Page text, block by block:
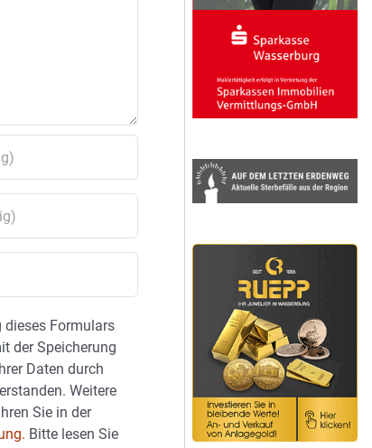
dieses Formulars
der Speicherung
Daten durch
Weitere
Sie in der
Bitte lesen Sie